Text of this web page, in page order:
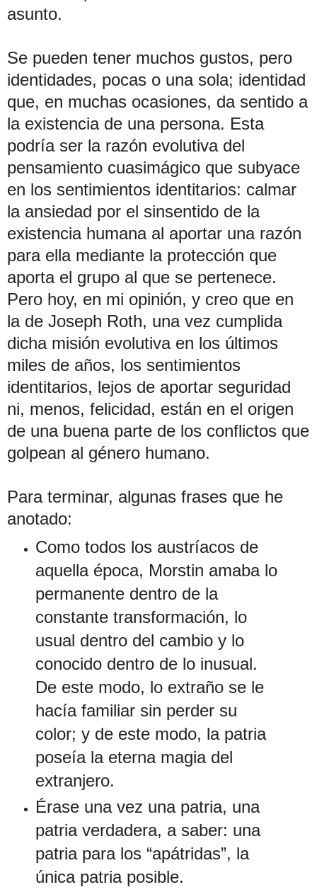
asunto.
Se pueden tener muchos gustos, pero
identidades, pocas o una sola; identidad
que, en muchas ocasiones, da sentido a
la existencia de una persona. Esta
podría ser la razón evolutiva del
pensamiento cuasimágico que subyace
en los sentimientos identitarios: calmar
la ansiedad por el sinsentido de la
existencia humana al aportar una razón
para ella mediante la protección que
aporta el grupo al que se pertenece.
Pero hoy, en mi opinión, y creo que en
la de Joseph Roth, una vez cumplida
dicha misión evolutiva en los últimos
miles de años, los sentimientos
identitarios, lejos de aportar seguridad
ni, menos, felicidad, están en el origen
de una buena parte de los conflictos que
golpean al género humano.
Para terminar, algunas frases que he
anotado:
Como todos los austríacos de
aquella época, Morstin amaba lo
permanente dentro de la
constante transformación, lo
usual dentro del cambio y lo
conocido dentro de lo inusual.
De este modo, lo extraño se le
hacía familiar sin perder su
color; y de este modo, la patria
poseía la eterna magia del
extranjero.
Érase una vez una patria, una
patria verdadera, a saber: una
patria para los “apátridas”, la
única patria posible.